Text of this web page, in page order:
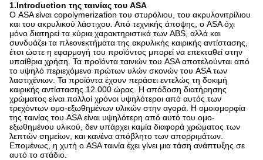
1.Introduction της ταινίας του ASA
Ο ASA είναι copolymerization του στυρόλιου, του ακρυλονιτρίλιου
και του ακρυλικού λάστιχου. Από τεχνικής άποψης, ο ASA όχι
μόνο διατηρεί τα κύρια χαρακτηριστικά των ABS, αλλά και
συνδυάζει τα πλεονεκτήματα της ακρυλικής καιρικής αντίστασης,
έτσι ώστε η εφαρμογή του προϊόντος μπορεί να επεκταθεί στην
υπαίθρια χρήση. Τα προϊόντα ταινιών του ASA αποτελούνται από
το υψηλό περιεχόμενο πρώτων υλών σκονών του ASA των
λαστιχένιων. Τα προϊόντα έχουν περάσει εντελώς τη δοκιμή
καιρικής αντίστασης 12.000 ώρας. Η απόδοση διατήρησης
χρώματος είναι πολλοί χρόνοι υψηλότεροι από αυτός των
τρεχόντων ομο-εξωθημένων υλικών στην αγορά. Η ομοιομορφία
της ταινίας του ASA είναι υψηλότερη από αυτό του ομο-
εξωθημένου υλικού, δεν υπάρχει καμία διαφορά χρώματος των
λεπτών σημείων, και κανένα απόβλητο των απορριμάτων.
Επομένως, η χυτή ο ASA ταινία έχει γίνει μια τάση ανάπτυξης σε
αυτό το στάδιο.